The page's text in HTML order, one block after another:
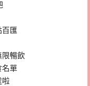
百匯
限暢飲
名單
啦